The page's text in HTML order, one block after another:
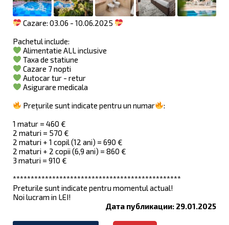
Cazare: 03.06 - 10.06.2025
Pachetul include:
Alimentatie ALL inclusive
Taxa de statiune
Cazare 7 nopti
Autocar tur - retur
Asigurare medicala
Prețurile sunt indicate pentru un numar
:
1 matur = 460 €
2 maturi = 570 €
2 maturi + 1 copil (12 ani) = 690 €
2 maturi + 2 copii (6,9 ani) = 860 €
3 maturi = 910 €
***********************************************
Preturile sunt indicate pentru momentul actual!
Noi lucram in LEI!
Дата публикации: 29.01.2025